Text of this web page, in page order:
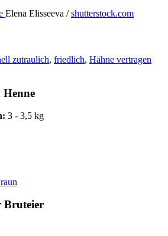
Elena Elisseeva /shutterstock.com
zutraulich, friedlich, Hähne vertragen
3 - 3,5 kg
Bruteier